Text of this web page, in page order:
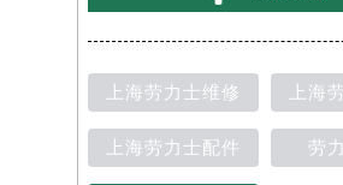
上海劳力士维修 上海
上海劳力士配件 劳